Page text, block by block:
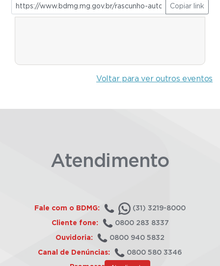
Copiar link
Voltar para ver outros eventos
Atendimento
Fale com o BDMG: (31) 3219-8000
Cliente fone: 0800 283 8337
Ouvidoria: 0800 940 5832
Canal de Denúncias: 0800 580 3346